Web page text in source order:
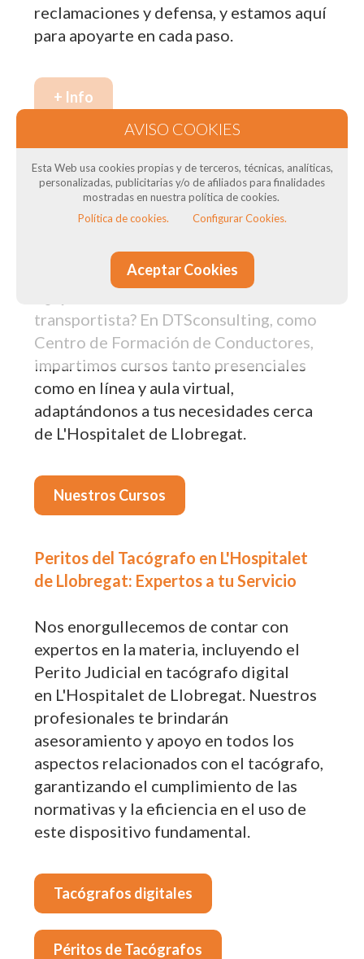
reclamaciones y defensa, y estamos aquí
para apoyarte en cada paso.
+ Info
Nuestros cursos de formación
en L'Hospitalet de Llobregat: Para
transportistas
¿Necesitas el Curso CAP para tus
conductores? ¿Necesitas curso de ADR
transportista? En DTSconsulting, como
Centro de Formación de Conductores,
impartimos cursos tanto presenciales
como en línea y aula virtual,
adaptándonos a tus necesidades cerca
de L'Hospitalet de Llobregat.
Nuestros Cursos
Peritos del Tacógrafo en L'Hospitalet
de Llobregat: Expertos a tu Servicio
Nos enorgullecemos de contar con
expertos en la materia, incluyendo el
Perito Judicial en tacógrafo digital
en L'Hospitalet de Llobregat. Nuestros
profesionales te brindarán
asesoramiento y apoyo en todos los
aspectos relacionados con el tacógrafo,
garantizando el cumplimiento de las
normativas y la eficiencia en el uso de
este dispositivo fundamental.
Tacógrafos digitales
Péritos de Tacógrafos
Esta Web usa cookies propias y de terceros, técnicas, analíticas,
personalizadas, publicitarias y/o de afiliados para finalidades
mostradas en nuestra política de cookies.
Política de cookies.
Configurar Cookies.
Aceptar Cookies